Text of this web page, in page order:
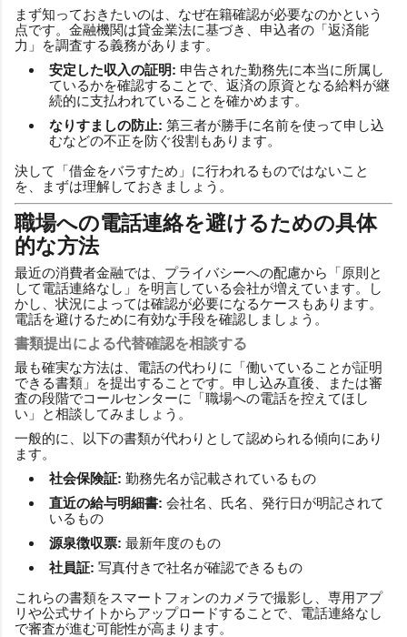
まず知っておきたいのは、なぜ在籍確認が必要なのかという
点です。金融機関は貸金業法に基づき、申込者の「返済能
力」を調査する義務があります。
安定した収入の証明: 申告された勤務先に本当に所属し
ているかを確認することで、返済の原資となる給料が継
続的に支払われていることを確かめます。
なりすましの防止: 第三者が勝手に名前を使って申し込
むなどの不正を防ぐ役割もあります。
決して「借金をバラすため」に行われるものではないこと
を、まずは理解しておきましょう。
職場への電話連絡を避けるための具体
的な方法
最近の消費者金融では、プライバシーへの配慮から「原則と
して電話連絡なし」を明言している会社が増えています。し
かし、状況によっては確認が必要になるケースもあります。
電話を避けるために有効な手段を確認しましょう。
書類提出による代替確認を相談する
最も確実な方法は、電話の代わりに「働いていることが証明
できる書類」を提出することです。申し込み直後、または審
査の段階でコールセンターに「職場への電話を控えてほし
い」と相談してみましょう。
一般的に、以下の書類が代わりとして認められる傾向にあり
ます。
社会保険証: 勤務先名が記載されているもの
直近の給与明細書: 会社名、氏名、発行日が明記されて
いるもの
源泉徴収票: 最新年度のもの
社員証: 写真付きで社名が確認できるもの
これらの書類をスマートフォンのカメラで撮影し、専用アプ
リや公式サイトからアップロードすることで、電話連絡なし
で審査が進む可能性が高まります。